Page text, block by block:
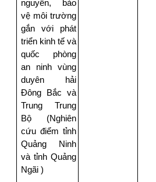
nguyên, bảo
vệ môi trường
gắn với phát
triển kinh tế và
quốc phòng
an ninh vùng
duyên hải
Đông Bắc và
Trung Trung
Bộ (Nghiên
cứu điểm tỉnh
Quảng Ninh
và tỉnh Quảng
Ngãi )